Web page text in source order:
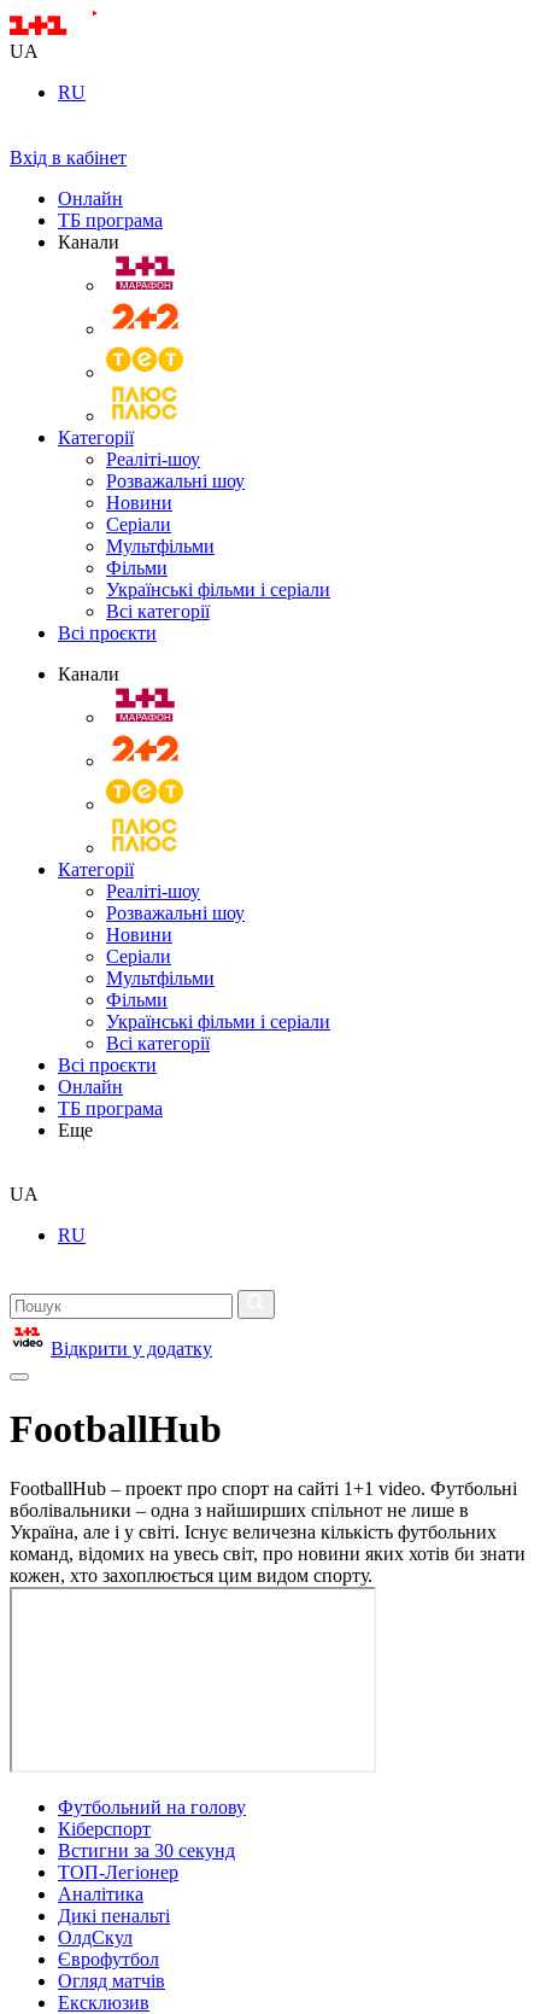
UA
RU
Вхід в кабінет
Онлайн
ТБ програма
Канали
Категорії
Реаліті-шоу
Розважальні шоу
Новини
Серіали
Мультфільми
Фільми
Українські фільми і серіали
Всі категорії
Всі проєкти
Канали
Категорії
Реаліті-шоу
Розважальні шоу
Новини
Серіали
Мультфільми
Фільми
Українські фільми і серіали
Всі категорії
Всі проєкти
Онлайн
ТБ програма
Еще
UA
RU
Відкрити у додатку
FootballHub
FootballHub – проект про спорт на сайті 1+1 video. Футбольні
вболівальники – одна з найширших спільнот не лише в
Україна, але і у світі. Існує величезна кількість футбольних
команд, відомих на увесь світ, про новини яких хотів би знати
кожен, хто захоплюється цим видом спорту.
Футбольний на голову
Кіберспорт
Встигни за 30 секунд
ТОП-Легіонер
Аналітика
Дикі пенальті
ОлдСкул
Єврофутбол
Огляд матчів
Ексклюзив